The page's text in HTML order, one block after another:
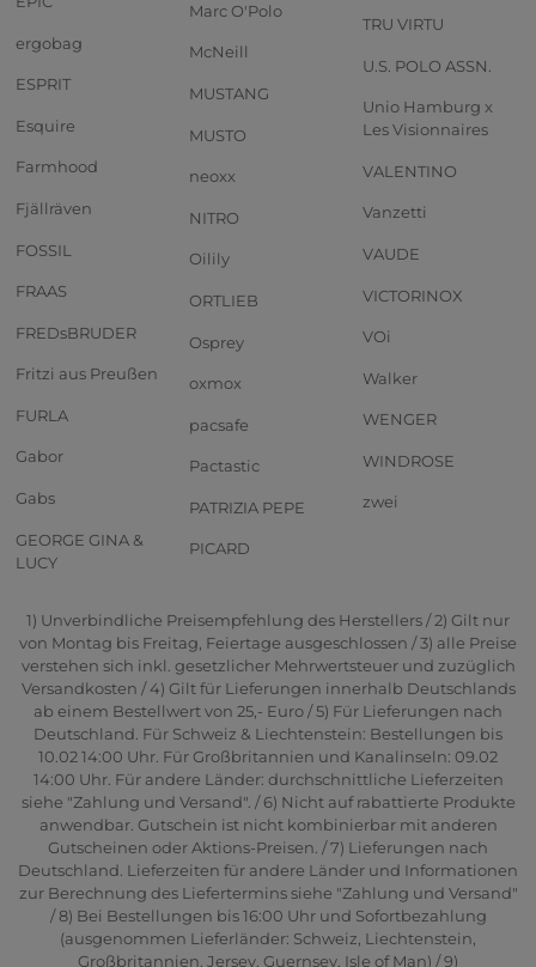
ergobag
ESPRIT
Esquire
Farmhood
Fjällräven
FOSSIL
FRAAS
FREDsBRUDER
Fritzi aus Preußen
FURLA
Gabor
Gabs
GEORGE GINA &
LUCY
Marc O'Polo
McNeill
MUSTANG
MUSTO
neoxx
NITRO
Oilily
ORTLIEB
Osprey
oxmox
pacsafe
Pactastic
PATRIZIA PEPE
PICARD
TRU VIRTU
U.S. POLO ASSN.
Unio Hamburg x
Les Visionnaires
VALENTINO
Vanzetti
VAUDE
VICTORINOX
VOi
Walker
WENGER
WINDROSE
zwei
1) Unverbindliche Preisempfehlung des Herstellers / 2) Gilt nur
von Montag bis Freitag, Feiertage ausgeschlossen / 3) alle Preise
verstehen sich inkl. gesetzlicher Mehrwertsteuer und zuzüglich
Versandkosten / 4) Gilt für Lieferungen innerhalb Deutschlands
ab einem Bestellwert von 25,- Euro / 5) Für Lieferungen nach
Deutschland. Für Schweiz & Liechtenstein: Bestellungen bis
10.02 14:00 Uhr. Für Großbritannien und Kanalinseln: 09.02
14:00 Uhr. Für andere Länder: durchschnittliche Lieferzeiten
siehe "Zahlung und Versand". / 6) Nicht auf rabattierte Produkte
anwendbar. Gutschein ist nicht kombinierbar mit anderen
Gutscheinen oder Aktions-Preisen. / 7) Lieferungen nach
Deutschland. Lieferzeiten für andere Länder und Informationen
zur Berechnung des Liefertermins siehe "Zahlung und Versand"
/ 8) Bei Bestellungen bis 16:00 Uhr und Sofortbezahlung
(ausgenommen Lieferländer: Schweiz, Liechtenstein,
Großbritannien, Jersey, Guernsey, Isle of Man) / 9)